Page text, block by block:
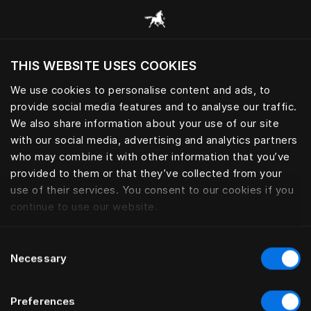
THIS WEBSITE USES COOKIES
We use cookies to personalise content and ads, to
provide social media features and to analyse our traffic.
We also share information about your use of our site
with our social media, advertising and analytics partners
who may combine it with other information that you’ve
provided to them or that they’ve collected from your
use of their services. You consent to our cookies if you
continue to use our website.
Selection
Necessary
Preferences
Voulez-vous voir le site web adapté a votre
localisation actuelle?
Visiter le site
Nous contacter
Afin de garantir que votre demande soit traitée par
l’équipe appropriée, nous vous invitons à contacter
votre magasin Hästens le plus proche.
questions de service après-vente, aux plaintes et
aux réclamations. Ils constituent toujours le premier
point de contact et pourront vous orienter par la
suite.